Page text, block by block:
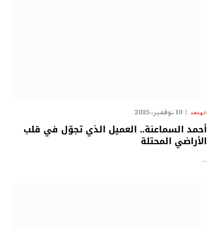
الهدهد 10 نوفمبر، 2025
أحمد السماعنة.. العميل الذي تجوّل في قلب
الأراضي المحتلة
…